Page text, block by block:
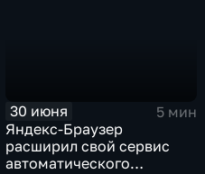
30 июня
5 мин
Яндекс-Браузер
расширил свой сервис
автоматического